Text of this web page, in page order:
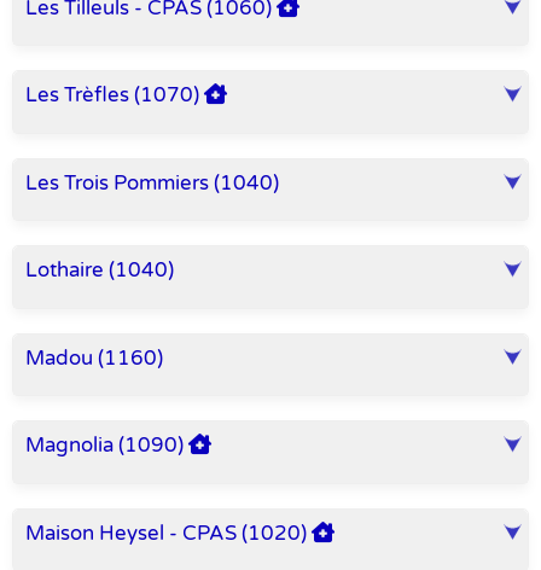
Les Tilleuls - CPAS (1060)
Les Trèfles (1070)
Les Trois Pommiers (1040)
Lothaire (1040)
Madou (1160)
Magnolia (1090)
Maison Heysel - CPAS (1020)